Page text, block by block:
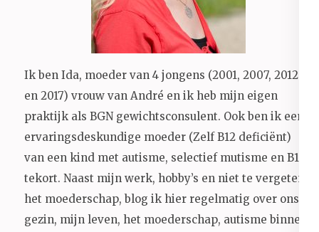
Ik ben Ida, moeder van 4 jongens (2001, 2007, 2012
en 2017) vrouw van André en ik heb mijn eigen
praktijk als BGN gewichtsconsulent. Ook ben ik een
ervaringsdeskundige moeder (Zelf B12 deficiënt)
van een kind met autisme, selectief mutisme en B12
tekort. Naast mijn werk, hobby’s en niet te vergeten
het moederschap, blog ik hier regelmatig over ons
gezin, mijn leven, het moederschap, autisme binnen